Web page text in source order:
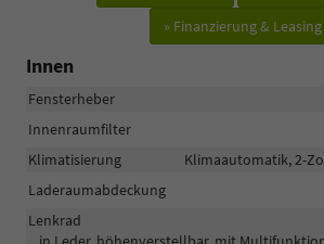
» Finanzierung & Leasing
Innen
Fensterheber
Innenraumfilter
Klimatisierung
Klimaautomatik, 2-
Laderaumabdeckung
Lenkrad